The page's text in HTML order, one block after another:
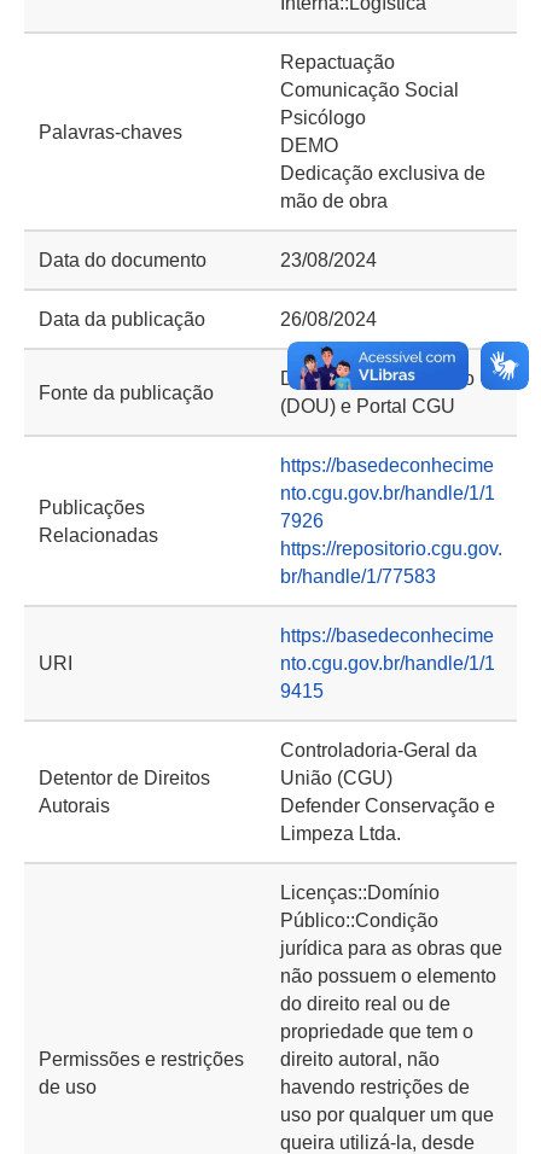
Palavras-chaves
Repactuação
Comunicação Social
Psicólogo
DEMO
Dedicação exclusiva de
mão de obra
Data do documento 23/08/2024
Data da publicação 26/08/2024
Fonte da publicação
Diário Oficial da União
(DOU) e Portal CGU
Publicações
Relacionadas
https://basedeconhecime
nto.cgu.gov.br/handle/1/1
7926
https://repositorio.cgu.gov.
br/handle/1/77583
URI
https://basedeconhecime
nto.cgu.gov.br/handle/1/1
9415
Detentor de Direitos
Autorais
Controladoria-Geral da
União (CGU)
Defender Conservação e
Limpeza Ltda.
Permissões e restrições
de uso
Licenças::Domínio
Público::Condição
jurídica para as obras que
não possuem o elemento
do direito real ou de
propriedade que tem o
direito autoral, não
havendo restrições de
uso por qualquer um que
queira utilizá-la, desde